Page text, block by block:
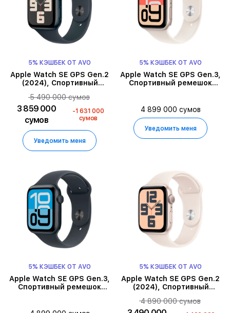
5% КЭШБЕК ОТ AVO
Apple Watch SE GPS Gen.2
(2024), Спортивный
ночь», M/L, 44мм, Тёмная
ночь
5 490 000 сумов
3 859 000
сумов
-1 631 000
сумов
Уведомить меня
5% КЭШБЕК ОТ AVO
Apple Watch SE GPS Gen.3,
Спортивный ремешок
4 899 000 сумов
Уведомить меня
5% КЭШБЕК ОТ AVO
Apple Watch SE GPS Gen.3,
Спортивный ремешок
5% КЭШБЕК ОТ AVO
Apple Watch SE GPS Gen.2
(2024), Спортивный
40мм, Starlight
4 890 000 сумов